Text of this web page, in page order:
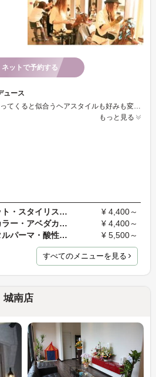
ネットで予約する
ュース
年齢やライフスタイルが変わってくると似合うヘアスタイルも好みも変わってきますよね。 CALMではそんな女性の心の変化やご要望を的確に察知しご提案いたします♪ さまざまな世代、キャラクターのスタッフがあなたに似合うヘアスタイルを作り上げます♪ ご来店をスタッフ一同心よりお待ちしております。
もっと見る
トップスタイリストカット・スタイリストカット
¥ 4,400～
リタッチカラー・フルカラー・アベダカラー・デザイ…
¥ 4,400～
デザインパーマ・デジタルパーマ・酸性パーマ・ニュ…
¥ 5,500～
すべてのメニューを見る
南店